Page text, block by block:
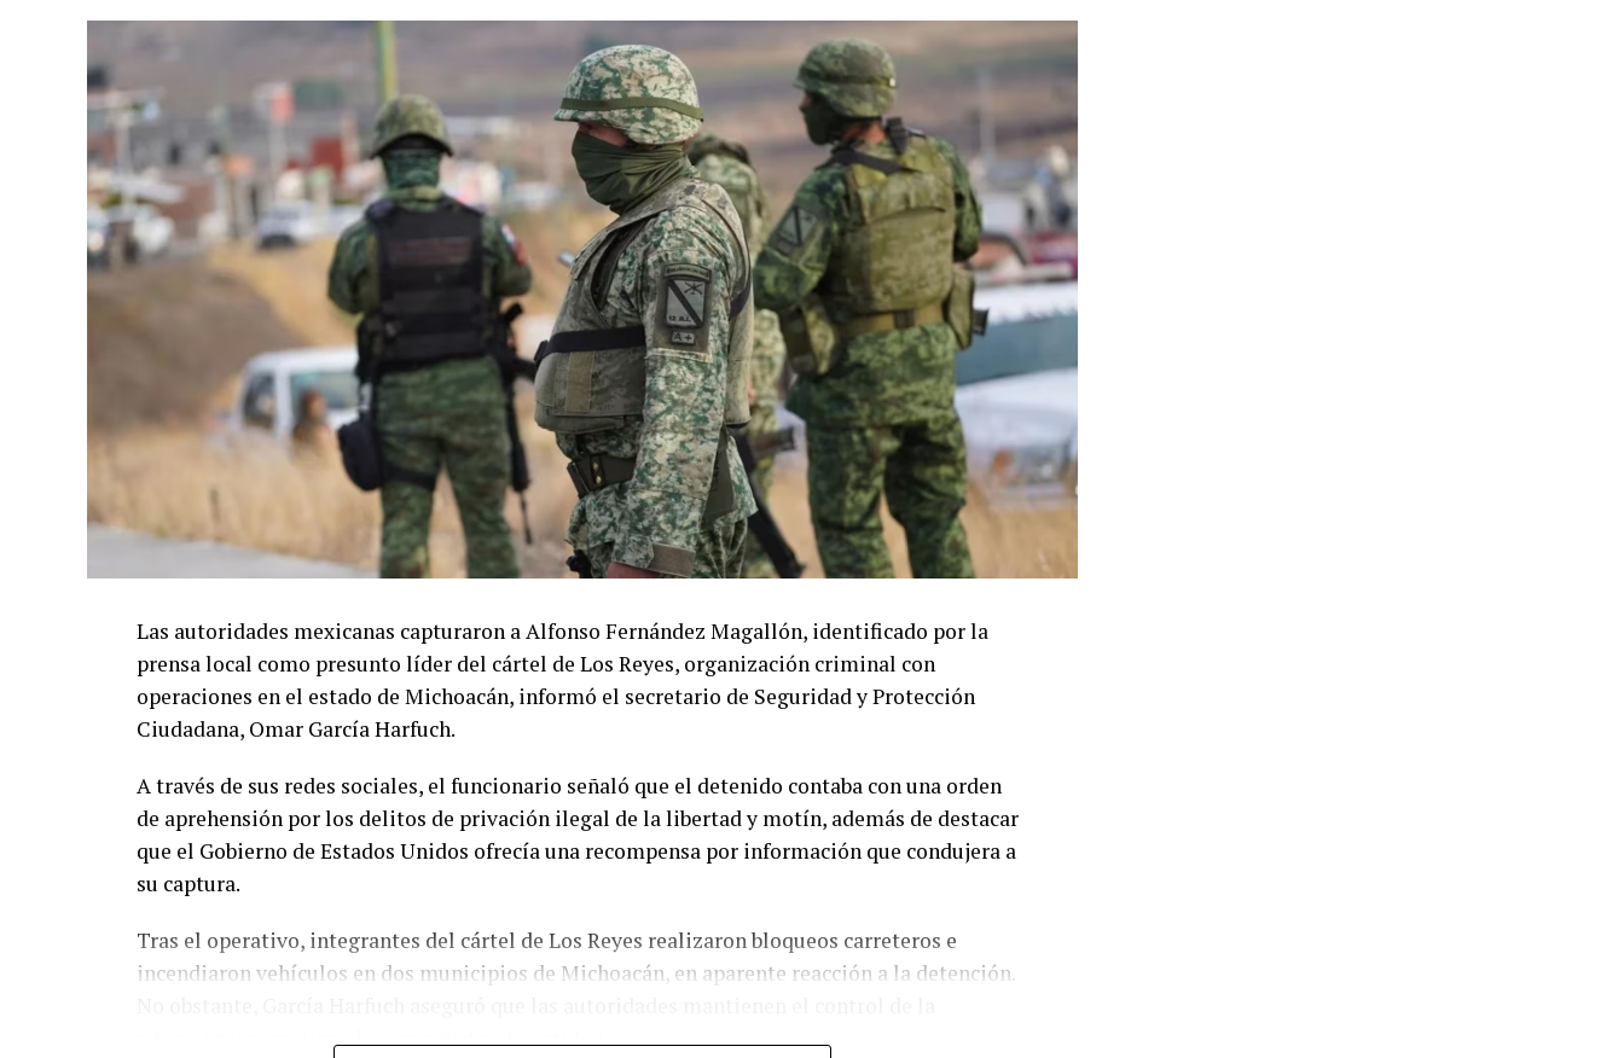
Las autoridades mexicanas capturaron a Alfonso Fernández Magallón, identificado por la
prensa local como presunto líder del cártel de Los Reyes, organización criminal con
operaciones en el estado de Michoacán, informó el secretario de Seguridad y Protección
Ciudadana, Omar García Harfuch.
A través de sus redes sociales, el funcionario señaló que el detenido contaba con una orden
de aprehensión por los delitos de privación ilegal de la libertad y motín, además de destacar
que el Gobierno de Estados Unidos ofrecía una recompensa por información que condujera a
su captura.
Tras el operativo, integrantes del cártel de Los Reyes realizaron bloqueos carreteros e
incendiaron vehículos en dos municipios de Michoacán, en aparente reacción a la detención.